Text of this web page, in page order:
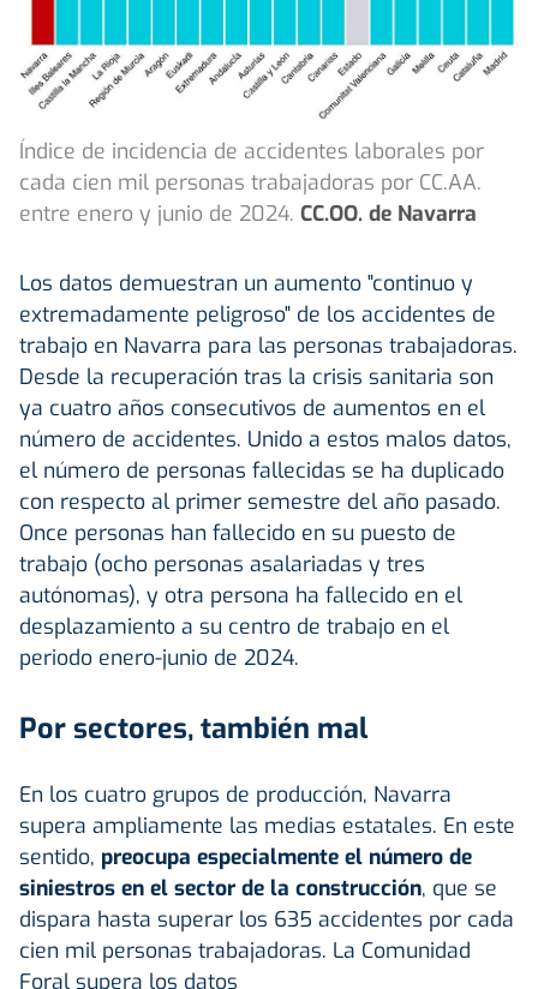
Índice de incidencia de accidentes laborales por
cada cien mil personas trabajadoras por CC.AA.
entre enero y junio de 2024. CC.OO. de Navarra
Los datos demuestran un aumento "continuo y
extremadamente peligroso" de los accidentes de
trabajo en Navarra para las personas trabajadoras.
Desde la recuperación tras la crisis sanitaria son
ya cuatro años consecutivos de aumentos en el
número de accidentes. Unido a estos malos datos,
el número de personas fallecidas se ha duplicado
con respecto al primer semestre del año pasado.
Once personas han fallecido en su puesto de
trabajo (ocho personas asalariadas y tres
autónomas), y otra persona ha fallecido en el
desplazamiento a su centro de trabajo en el
periodo enero-junio de 2024.
Por sectores, también mal
En los cuatro grupos de producción, Navarra
supera ampliamente las medias estatales. En este
sentido, preocupa especialmente el número de
siniestros en el sector de la construcción, que se
dispara hasta superar los 635 accidentes por cada
cien mil personas trabajadoras. La Comunidad
Foral supera los datos